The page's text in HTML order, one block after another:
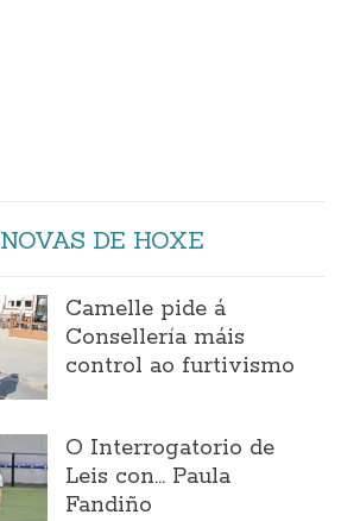
NOVAS DE HOXE
Camelle pide á
Consellería máis
control ao furtivismo
O Interrogatorio de
Leis con... Paula
Fandiño